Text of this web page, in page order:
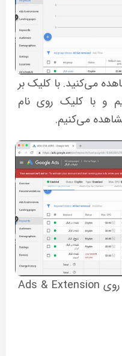
می‌کنید. با کلیک بر
و با کلیک روی نام
می‌کنیم.
می توانید برای مشاهده ادزها روی Ads & Extension